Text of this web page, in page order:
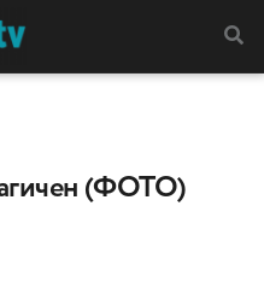
(ФОТО)